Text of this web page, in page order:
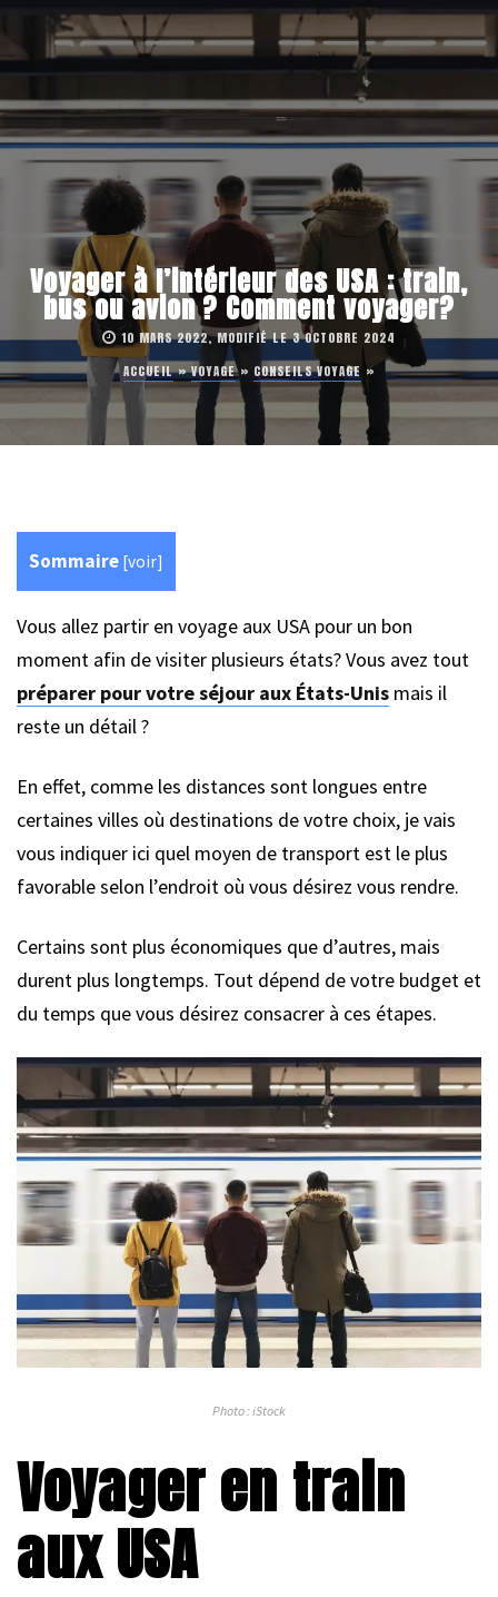
Voyager à l’intérieur des USA : train,
bus ou avion ? Comment voyager?
10 MARS 2022, MODIFIÉ LE 3 OCTOBRE 2024
ACCUEIL»VOYAGE» CONSEILS VOYAGE »
Sommaire [voir]
Vous allez partir en voyage aux USA pour un bon
moment afin de visiter plusieurs états? Vous avez tout
préparer pour votre séjour aux États-Unis mais il
reste un détail ?
En effet, comme les distances sont longues entre
certaines villes où destinations de votre choix, je vais
vous indiquer ici quel moyen de transport est le plus
favorable selon l’endroit où vous désirez vous rendre.
Certains sont plus économiques que d’autres, mais
durent plus longtemps. Tout dépend de votre budget et
du temps que vous désirez consacrer à ces étapes.
Photo : iStock
Voyager en train
aux USA